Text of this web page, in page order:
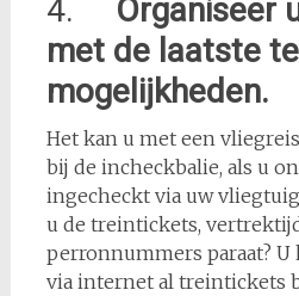
4. Organiseer
met de laatste
mogelijkheden.
Het kan u met een
bij de incheckbalie, als u
ingecheckt via uw
u de treintickets,
perronnummers paraat? U
via internet al treintickets